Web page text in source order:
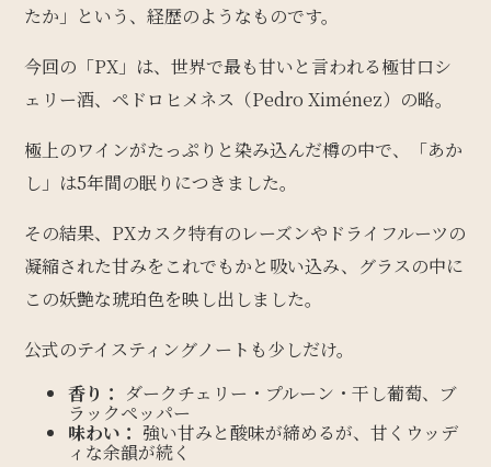
たか」という、経歴のようなものです。
今回の「PX」は、世界で最も甘いと言われる極甘口シ
ェリー酒、ペドロヒメネス（Pedro Ximénez）の略。
極上のワインがたっぷりと染み込んだ樽の中で、「あか
し」は5年間の眠りにつきました。
その結果、PXカスク特有のレーズンやドライフルーツの
凝縮された甘みをこれでもかと吸い込み、グラスの中に
この妖艶な琥珀色を映し出しました。
公式のテイスティングノートも少しだけ。
香り： ダークチェリー・プルーン・干し葡萄、ブ
ラックペッパー
味わい： 強い甘みと酸味が締めるが、甘くウッデ
ィな余韻が続く